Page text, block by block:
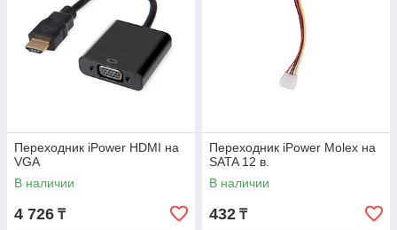
Переходник iPower HDMI на
VGA
В наличии
4 726 ₸
Переходник iPower Molex на
SATA 12 в.
В наличии
432 ₸